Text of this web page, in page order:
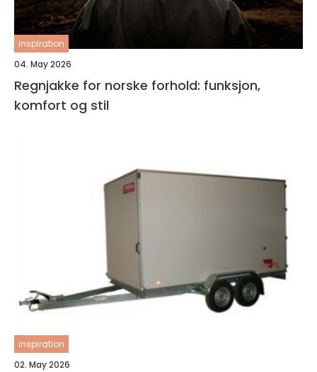
inspiration
04. May 2026
Regnjakke for norske forhold: funksjon,
komfort og stil
inspiration
02. May 2026